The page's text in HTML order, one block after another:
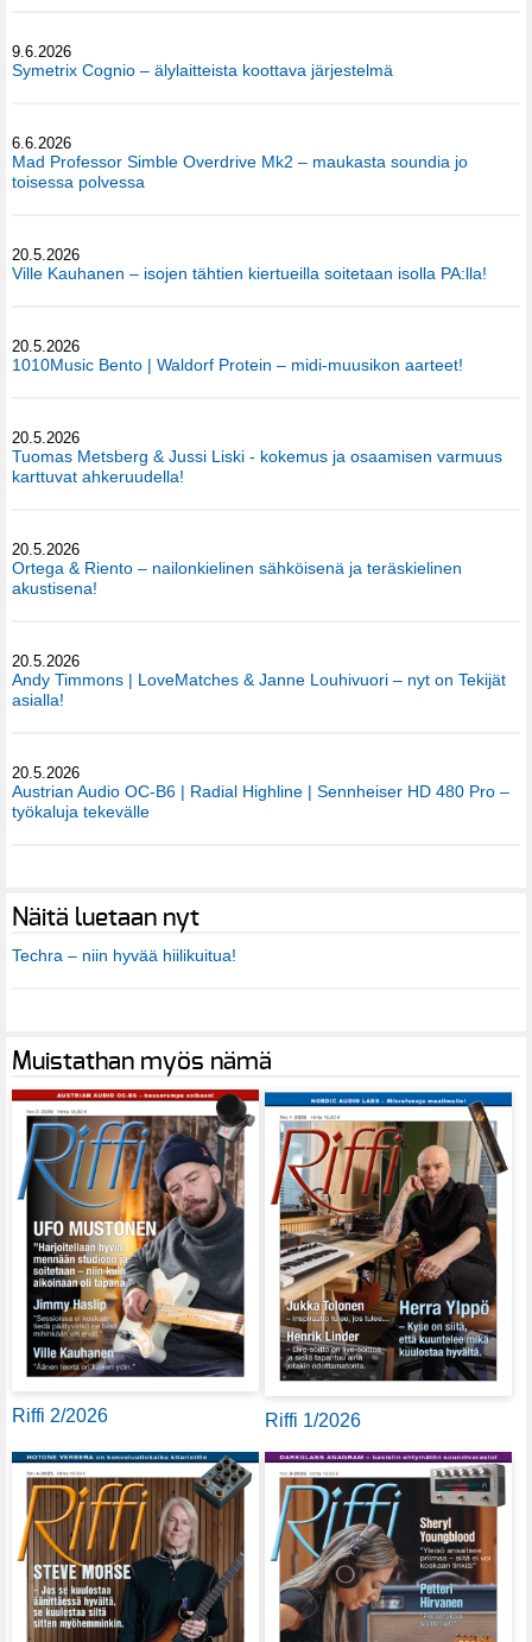
9.6.2026
Symetrix Cognio – älylaitteista koottava järjestelmä
6.6.2026
Mad Professor Simble Overdrive Mk2 – maukasta soundia jo
toisessa polvessa
20.5.2026
Ville Kauhanen – isojen tähtien kiertueilla soitetaan isolla PA:lla!
20.5.2026
1010Music Bento | Waldorf Protein – midi-muusikon aarteet!
20.5.2026
Tuomas Metsberg & Jussi Liski - kokemus ja osaamisen varmuus
karttuvat ahkeruudella!
20.5.2026
Ortega & Riento – nailonkielinen sähköisenä ja teräskielinen
akustisena!
20.5.2026
Andy Timmons | LoveMatches & Janne Louhivuori – nyt on Tekijät
asialla!
20.5.2026
Austrian Audio OC-B6 | Radial Highline | Sennheiser HD 480 Pro –
työkaluja tekevälle
Näitä luetaan nyt
Techra – niin hyvää hiilikuitua!
Muistathan myös nämä
Riffi 2/2026 Riffi 1/2026